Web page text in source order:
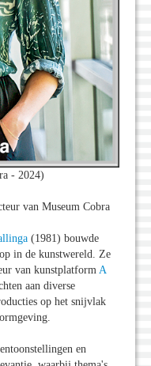
- 2024)
van Museum Cobra
(1981) bouwde
in de kunstwereld. Ze
van kunstplatform A
aan diverse
op het snijvlak
en